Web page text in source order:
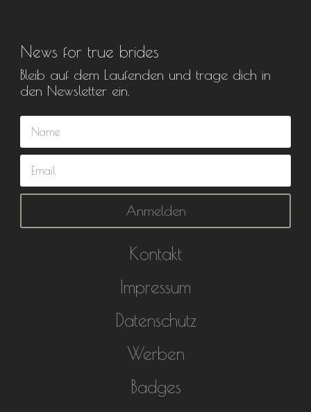
News for true brides
Bleib auf dem Laufenden und trage dich in
den Newsletter ein.
Anmelden
Kontakt
Impressum
Datenschutz
Werben
Badges